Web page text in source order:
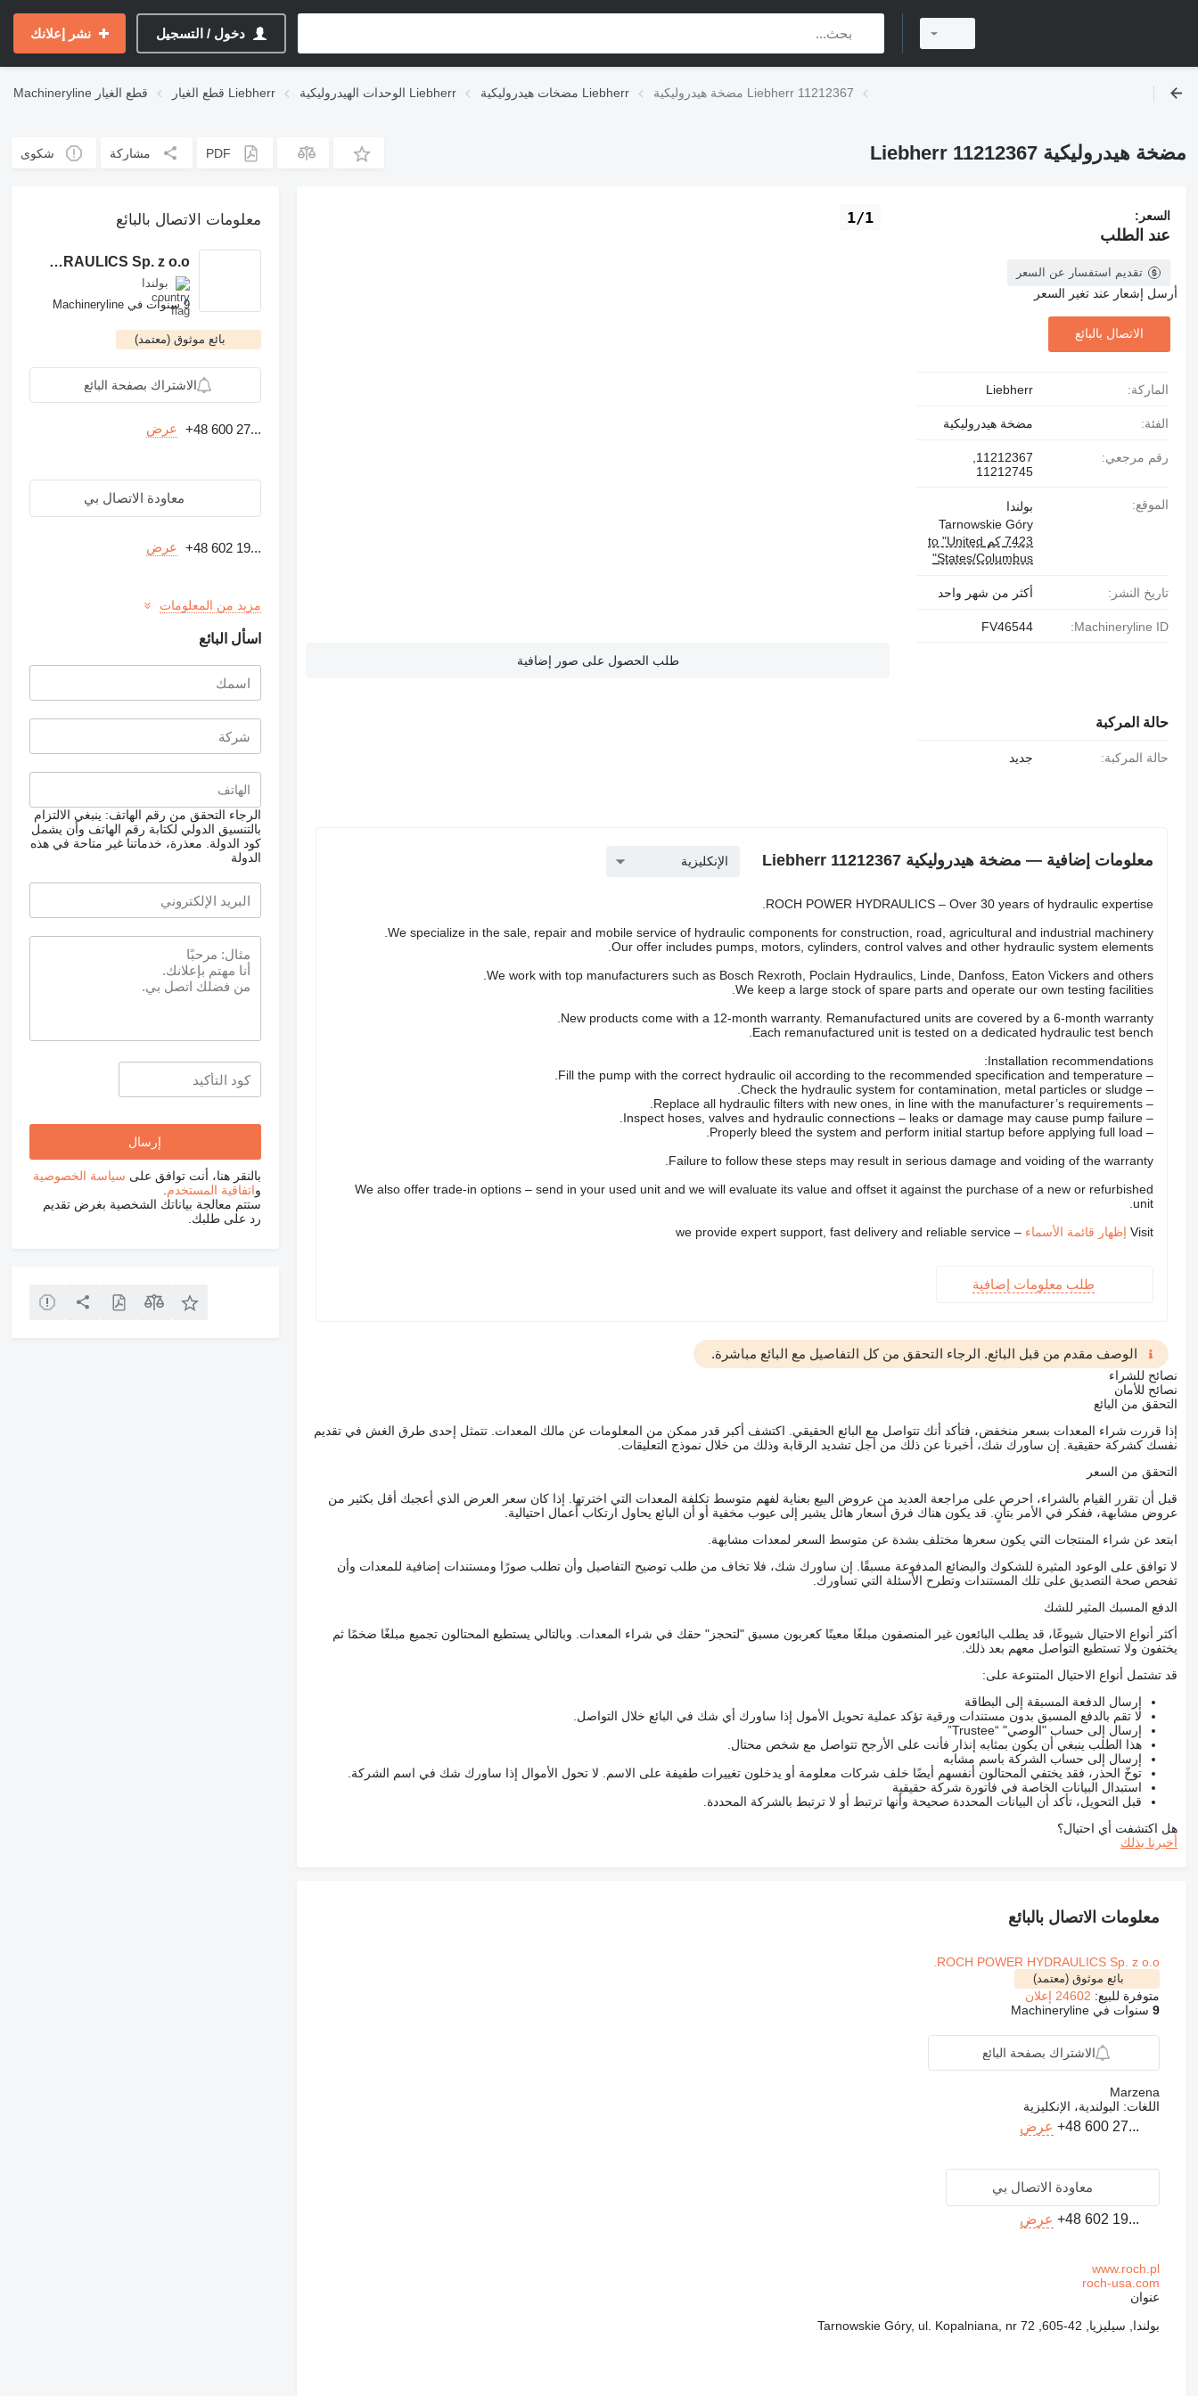
دخول / التسجيل نشر إعلانك
Machineryline قطع الغيار قطع الغيار Liebherr الوحدات الهيدروليكية Liebherr مضخات هيدروليكية Liebherr مضخة هيدروليكية Liebherr 11212367
مضخة هيدروليكية Liebherr 11212367 PDF مشاركة شكوى
1/1
طلب الحصول على صور إضافية
السعر:
عند الطلب
تقديم استفسار عن السعر
أرسل إشعار عند تغير السعر
الاتصال بالبائع
الماركة: Liebherr
الفئة: مضخة هيدروليكية
رقم مرجعي:
11212745
الموقع:
بولندا
Tarnowskie Góry
7423 كم to "United
States/Columbus"
تاريخ النشر: أكثر من شهر واحد
Machineryline ID:
FV46544
حالة المركبة
حالة المركبة: جديد
معلومات إضافية — مضخة هيدروليكية Liebherr 11212367 الإنكليزية
ROCH POWER HYDRAULICS – Over 30 years of hydraulic expertise.
We specialize in the sale, repair and mobile service of hydraulic components for construction, road, agricultural and industrial machinery.
Our offer includes pumps, motors, cylinders, control valves and other hydraulic system elements.
We work with top manufacturers such as Bosch Rexroth, Poclain Hydraulics, Linde, Danfoss, Eaton Vickers and others.
We keep a large stock of spare parts and operate our own testing facilities.
New products come with a 12-month warranty. Remanufactured units are covered by a 6-month warranty.
Each remanufactured unit is tested on a dedicated hydraulic test bench.
Installation recommendations:
– Fill the pump with the correct hydraulic oil according to the recommended specification and temperature.
– Check the hydraulic system for contamination, metal particles or sludge.
– Replace all hydraulic filters with new ones, in line with the manufacturer’s requirements.
– Inspect hoses, valves and hydraulic connections – leaks or damage may cause pump failure.
– Properly bleed the system and perform initial startup before applying full load.
Failure to follow these steps may result in serious damage and voiding of the warranty.
We also offer trade-in options – send in your used unit and we will evaluate its value and offset it against the purchase of a new or refurbished
unit.
Visit إظهار قائمة الأسماء – we provide expert support, fast delivery and reliable service
طلب معلومات إضافية
الوصف مقدم من قبل البائع. الرجاء التحقق من كل التفاصيل مع البائع مباشرة.
نصائح للشراء
نصائح للأمان
التحقق من البائع
إذا قررت شراء المعدات بسعر منخفض، فتأكد أنك تتواصل مع البائع الحقيقي. اكتشف أكبر قدر ممكن من المعلومات عن مالك المعدات. تتمثل إحدى طرق الغش في تقديم
نفسك كشركة حقيقية. إن ساورك شك، أخبرنا عن ذلك من أجل تشديد الرقابة وذلك من خلال نموذج التعليقات.
التحقق من السعر
قبل أن تقرر القيام بالشراء، احرص على مراجعة العديد من عروض البيع بعناية لفهم متوسط تكلفة المعدات التي اخترتها. إذا كان سعر العرض الذي أعجبك أقل بكثير من
عروض مشابهة، ففكر في الأمر بتأنٍ. قد يكون هناك فرق أسعار هائل يشير إلى عيوب مخفية أو أن البائع يحاول ارتكاب أعمال احتيالية.
ابتعد عن شراء المنتجات التي يكون سعرها مختلف بشدة عن متوسط السعر لمعدات مشابهة.
لا توافق على الوعود المثيرة للشكوك والبضائع المدفوعة مسبقًا. إن ساورك شك، فلا تخاف من طلب توضيح التفاصيل وأن تطلب صورًا ومستندات إضافية للمعدات وأن
تفحص صحة التصديق على تلك المستندات وتطرح الأسئلة التي تساورك.
الدفع المسبك المثير للشك
أكثر أنواع الاحتيال شيوعًا، قد يطلب البائعون غير المنصفون مبلغًا معينًا كعربون مسبق "لتحجز" حقك في شراء المعدات. وبالتالي يستطيع المحتالون تجميع مبلغًا ضخمًا ثم
يختفون ولا تستطيع التواصل معهم بعد ذلك.
قد تشتمل أنواع الاحتيال المتنوعة على:
إرسال الدفعة المسبقة إلى البطاقة
لا تقم بالدفع المسبق بدون مستندات ورقية تؤكد عملية تحويل الأمول إذا ساورك أي شك في البائع خلال التواصل.
إرسال إلى حساب "الوصي" “Trustee”
هذا الطلب ينبغي أن يكون بمثابه إنذار فأنت على الأرجح تتواصل مع شخص محتال.
إرسال إلى حساب الشركة باسم مشابه
توخّ الحذر، فقد يختفي المحتالون أنفسهم أيضًا خلف شركات معلومة أو يدخلون تغييرات طفيفة على الاسم. لا تحول الأموال إذا ساورك شك في اسم الشركة.
استبدال البيانات الخاصة في فاتورة شركة حقيقية
قبل التحويل، تأكد أن البيانات المحددة صحيحة وأنها ترتبط أو لا ترتبط بالشركة المحددة.
هل اكتشفت أي احتيال؟
أخبرنا بذلك
معلومات الاتصال بالبائع
ROCH POWER HYDRAULICS Sp. z o.o.
بائع موثوق (معتمد)
متوفرة للبيع: 24602 إعلان
9سنوات في Machineryline
الاشتراك بصفحة البائع
Marzena
اللغات: البولندية، الإنكليزية
+48 600 27... عرض
معاودة الاتصال بي
+48 602 19... عرض
www.roch.pl
roch-usa.com
عنوان
بولندا, سيليزيا, 42-605, Tarnowskie Góry, ul. Kopalniana, nr 72
معلومات الاتصال بالبائع
ROCH POWER HYDRAULICS Sp. z o.o.
بولندا
9 سنوات في Machineryline
بائع موثوق (معتمد)
الاشتراك بصفحة البائع
+48 600 27... عرض
معاودة الاتصال بي
+48 602 19... عرض
مزيد من المعلومات
اسأل البائع
الرجاء التحقق من رقم الهاتف: ينبغي الالتزام
بالتنسيق الدولي لكتابة رقم الهاتف وأن يشمل
كود الدولة.
معذرة، خدماتنا غير متاحة في هذه
الدولة
بالنقر هنا، أنت توافق على سياسة الخصوصية
واتفاقية المستخدم
ستتم معالجة بياناتك الشخصية بغرض تقديم
رد على طلبك.